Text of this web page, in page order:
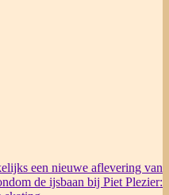
een nieuwe aflevering van
de ijsbaan bij Piet Plezier: